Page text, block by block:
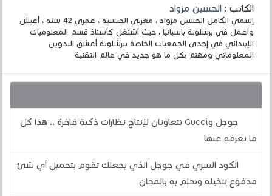
الكاتب :الحسين مزواد
إسمي الكامل الحسين مزواد ، مغربي الجنسية ، عمري 42 سنة ، أعيش
وأعمل في برشلونة بإسبانيا ، حيث أشتغل كأستاذ قسم المعلوميات
الإبتدائي في إحدى الجمعيات الخاصة ببرشلونة أعشق التدوين
المعلوماتي ومهتم بكل ما هو جديد في عالم التقنية
جوجل وGucci تتعاونان لإنتاج نظارات ذكية فاخرة .. هذا كل
ما نعرفه عنها
الكود السري في جوجل الذي يجعلك تقوم بتحميل أي شئ
مدفوع تتخيله وتحلم به بالمجان